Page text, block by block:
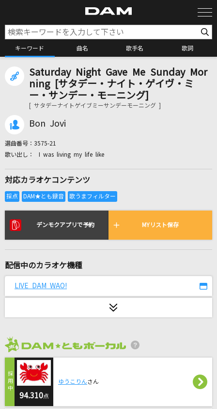
キーワード 曲名 歌手名 歌詞
カラオケ検索
カラオケ店舗検索
リアルタイムで歌われている曲の一覧
Pretender
Novelbright
[プロオケ]ごめんね…
Orangestar feat.IA
Bonnie Butterfly
KinKi Kids
[生音]New World
Saturday Night Gave Me Sunday Mor
ning [サタデー・ナイト・ゲイヴ・ミ
ー・サンデー・モーニング]
[ サタデーナイトゲイブミーサンデーモーニング ]
Bon Jovi
選曲番号： 3575-21
I was living my life like
対応カラオケコンテンツ
デンモクアプリで予約 MYリスト保存
配信中のカラオケ機種
LIVE DAM WAO!
94.310点
ゆうこりんさん